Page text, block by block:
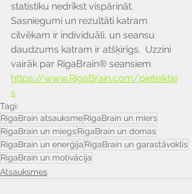
statistiku nedrīkst vispārināt.
Sasniegumi un rezultāti katram
cilvēkam ir individuāli, un seansu
daudzums katram ir atšķirīgs.  Uzzini
vairāk par RigaBrain® seansiem
https://www.RigaBrain.com/pieteiktie
s
Tagi:
RigaBrain atsauksmeRigaBrain un miers
RigaBrain un miegs RigaBrain un domas
RigaBrain un enerģija RigaBrain un garastāvoklis
RigaBrain un motivācija
Atsauksmes